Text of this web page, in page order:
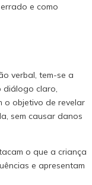
e como
verbal, tem-se a
diálogo claro,
o objetivo de revelar
sem causar danos
o que a criança
e apresentam